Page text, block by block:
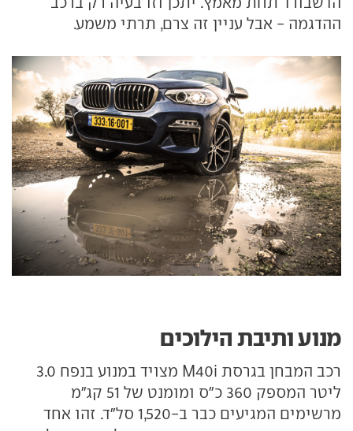
ההדגמה - אבל עניין זה צרם, תרתי משמע.
מנוע ותיבת הילוכים
רכב המבחן בגרסת M40i מצויד במנוע בנפח 3.0
ליטר המספק 360 כ"ס ומומנט של 51 קג"מ
מרשימים המגיעים כבר ב-1,520 סל"ד. זהו אחד